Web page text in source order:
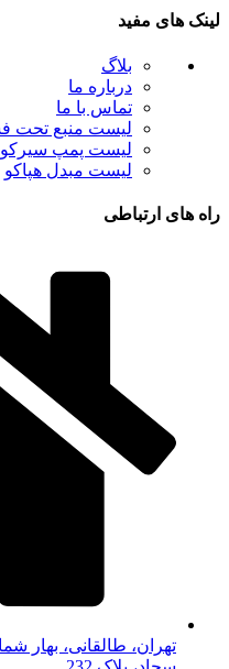
لینک های مفید
بلاگ
درباره ما
تماس با ما
لیست منبع تحت
لیست پمپ
لیست مبدل هپاکو
راه های ارتباطی
تهران، طالقانی، بهار